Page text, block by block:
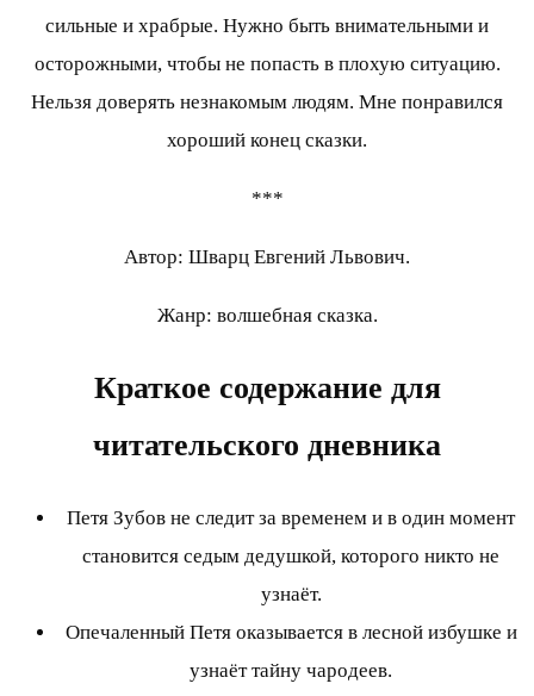
сильные и храбрые. Нужно быть внимательными и
осторожными, чтобы не попасть в плохую ситуацию.
Нельзя доверять незнакомым людям. Мне понравился
хороший конец сказки.
***
Автор: Шварц Евгений Львович.
Жанр: волшебная сказка.
Краткое содержание для
читательского дневника
Петя Зубов не следит за временем и в один момент
становится седым дедушкой, которого никто не
узнаёт.
Опечаленный Петя оказывается в лесной избушке и
узнаёт тайну чародеев.